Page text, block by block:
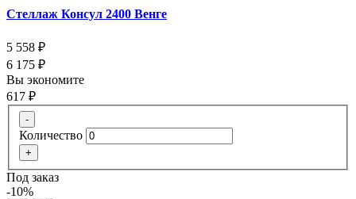
Стеллаж Консул 2400 Венге
5 558 ₽
6 175 ₽
Вы экономите
617 ₽
-
Количество
+
Под заказ
-10%